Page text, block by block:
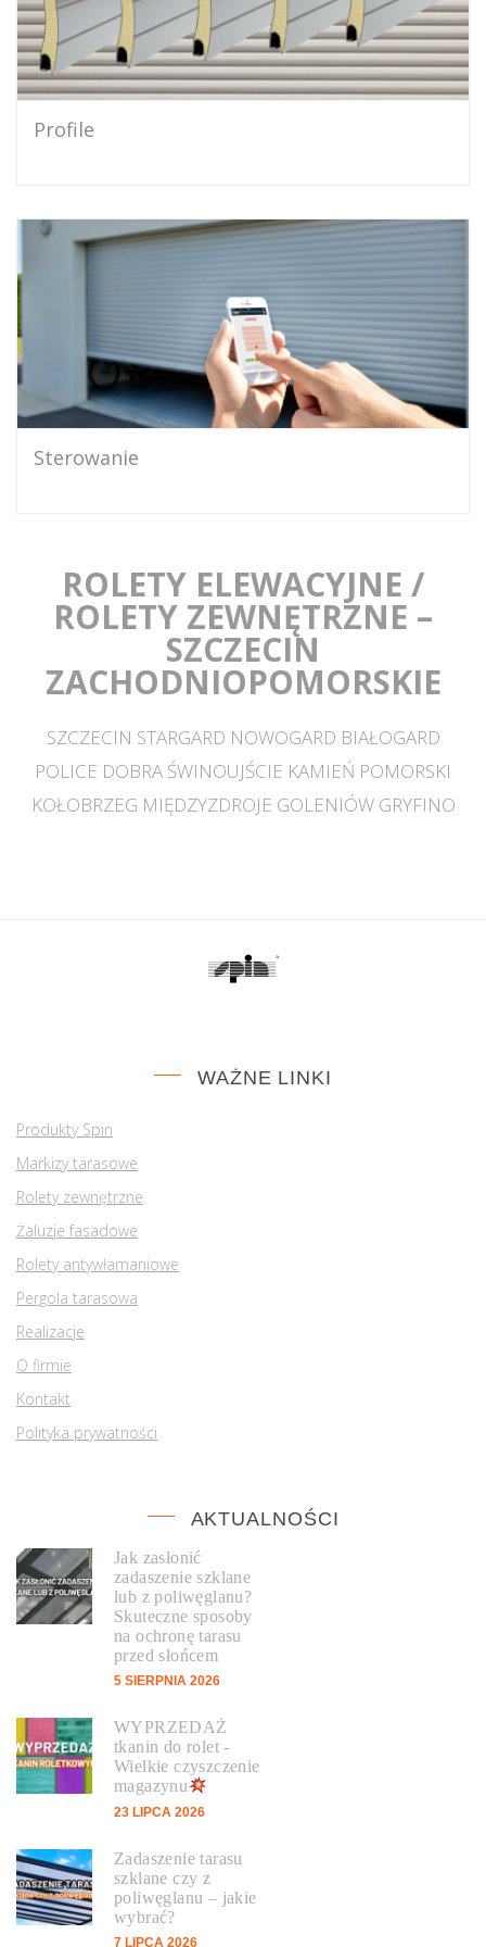
Profile
Sterowanie
ROLETY ELEWACYJNE /
ROLETY ZEWNĘTRZNE –
SZCZECIN
ZACHODNIOPOMORSKIE
SZCZECIN STARGARD NOWOGARD BIAŁOGARD
POLICE DOBRA ŚWINOUJŚCIE KAMIEŃ POMORSKI
KOŁOBRZEG MIĘDZYZDROJE GOLENIÓW GRYFINO
WAŻNE LINKI
Produkty Spin
Markizy tarasowe
Rolety zewnętrzne
Żaluzje fasadowe
Rolety antywłamaniowe
Pergola tarasowa
Realizacje
O firmie
Kontakt
Polityka prywatności
AKTUALNOŚCI
Jak zasłonić
zadaszenie szklane
lub z poliwęglanu?
Skuteczne sposoby
na ochronę tarasu
przed słońcem
5 SIERPNIA 2026
WYPRZEDAŻ
tkanin do rolet -
Wielkie czyszczenie
magazynu
23 LIPCA 2026
Zadaszenie tarasu
szklane czy z
poliwęglanu – jakie
wybrać?
7 LIPCA 2026